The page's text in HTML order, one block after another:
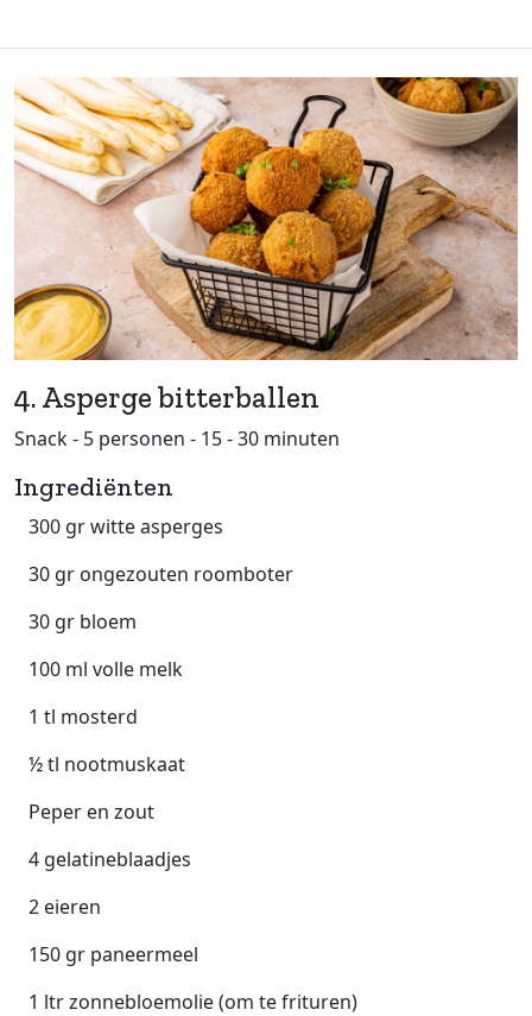
4. Asperge bitterballen
Snack - 5 personen - 15 - 30 minuten
Ingrediënten
300 gr witte asperges
30 gr ongezouten roomboter
30 gr bloem
100 ml volle melk
1 tl mosterd
½ tl nootmuskaat
Peper en zout
4 gelatineblaadjes
2 eieren
150 gr paneermeel
1 ltr zonnebloemolie (om te frituren)